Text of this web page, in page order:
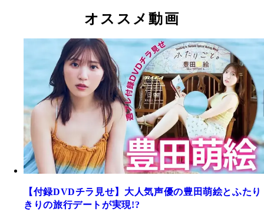
オススメ動画
【付録DVDチラ見せ】大人気声優の豊田萌絵とふたり
きりの旅行デートが実現!?